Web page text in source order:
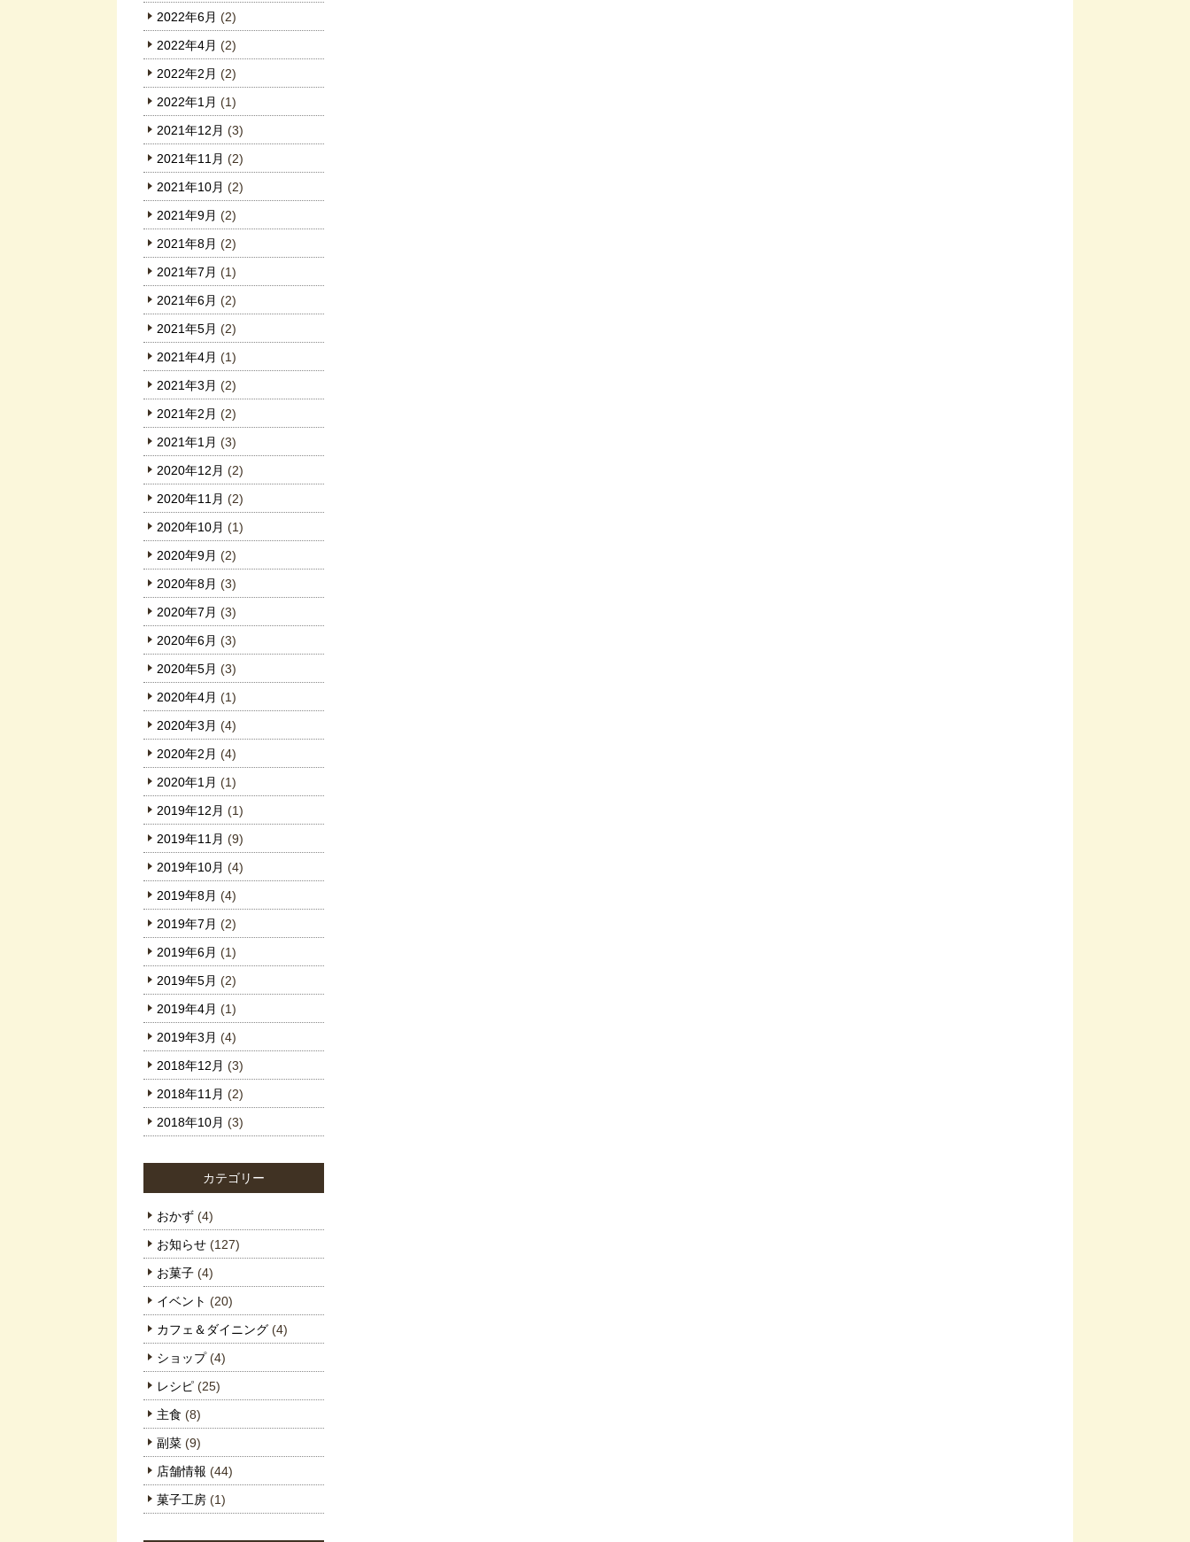
2022年6月 (2)
2022年4月 (2)
2022年2月 (2)
2022年1月 (1)
2021年12月 (3)
2021年11月 (2)
2021年10月 (2)
2021年9月 (2)
2021年8月 (2)
2021年7月 (1)
2021年6月 (2)
2021年5月 (2)
2021年4月 (1)
2021年3月 (2)
2021年2月 (2)
2021年1月 (3)
2020年12月 (2)
2020年11月 (2)
2020年10月 (1)
2020年9月 (2)
2020年8月 (3)
2020年7月 (3)
2020年6月 (3)
2020年5月 (3)
2020年4月 (1)
2020年3月 (4)
2020年2月 (4)
2020年1月 (1)
2019年12月 (1)
2019年11月 (9)
2019年10月 (4)
2019年8月 (4)
2019年7月 (2)
2019年6月 (1)
2019年5月 (2)
2019年4月 (1)
2019年3月 (4)
2018年12月 (3)
2018年11月 (2)
2018年10月 (3)
カテゴリー
おかず (4)
お知らせ (127)
お菓子 (4)
イベント (20)
カフェ＆ダイニング (4)
ショップ(4)
レシピ (25)
主食 (8)
副菜 (9)
店舗情報 (44)
菓子工房 (1)